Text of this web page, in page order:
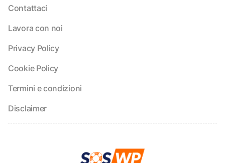
Contattaci
Lavora con noi
Privacy Policy
Cookie Policy
Termini e condizioni
Disclaimer